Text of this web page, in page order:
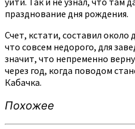
празднование дня рождения.
Счет, кстати, составил около
что совсем недорого, для
значит, что непременно
через год, когда поводом
Кабачка.
Похожее